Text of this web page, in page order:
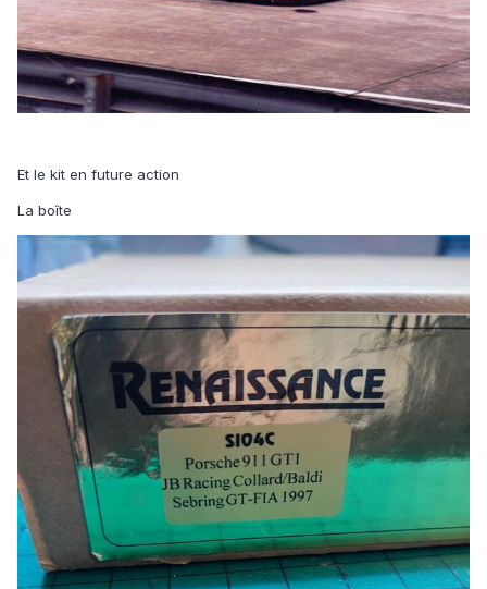
Et le kit en future action
La boîte